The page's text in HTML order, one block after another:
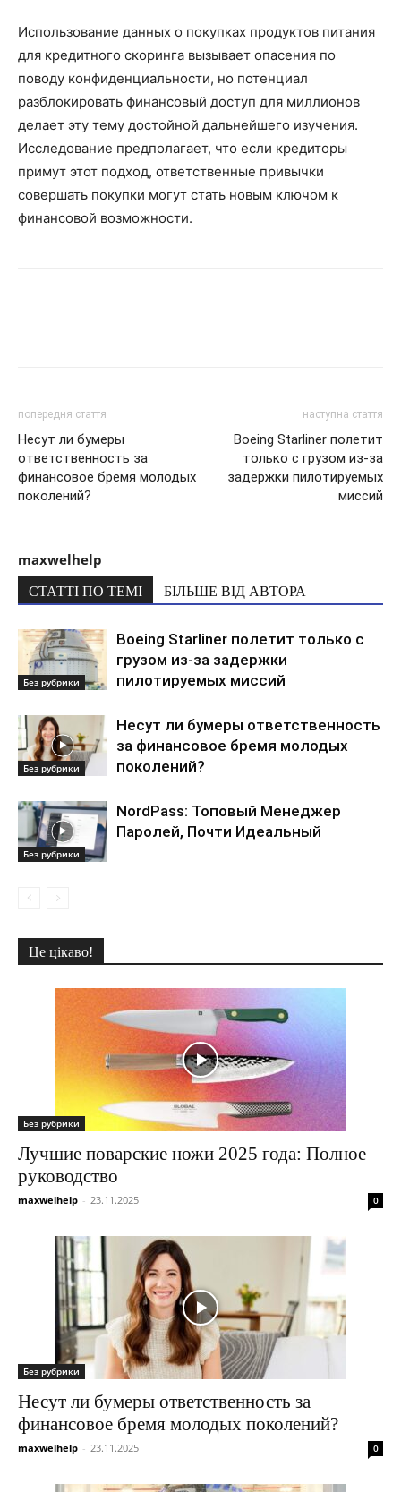
Использование данных о покупках продуктов питания
для кредитного скоринга вызывает опасения по
поводу конфиденциальности, но потенциал
разблокировать финансовый доступ для миллионов
делает эту тему достойной дальнейшего изучения.
Исследование предполагает, что если кредиторы
примут этот подход, ответственные привычки
совершать покупки могут стать новым ключом к
финансовой возможности.
попередня стаття
Несут ли бумеры
ответственность за
финансовое бремя молодых
поколений?
наступна стаття
Boeing Starliner полетит
только с грузом из-за
задержки пилотируемых
миссий
maxwelhelp
СТАТТІ ПО ТЕМІ БІЛЬШЕ ВІД АВТОРА
Без рубрики
Boeing Starliner полетит только с
грузом из-за задержки
пилотируемых миссий
Без рубрики
Несут ли бумеры ответственность
за финансовое бремя молодых
поколений?
Без рубрики
NordPass: Топовый Менеджер
Паролей, Почти Идеальный
Це цікаво!
Без рубрики
Лучшие поварские ножи 2025 года: Полное
руководство
maxwelhelp - 23.11.2025 0
Без рубрики
Несут ли бумеры ответственность за
финансовое бремя молодых поколений?
maxwelhelp - 23.11.2025 0